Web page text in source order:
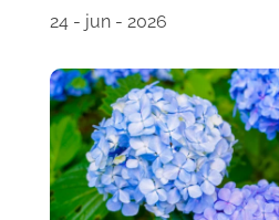
24 - jun - 2026